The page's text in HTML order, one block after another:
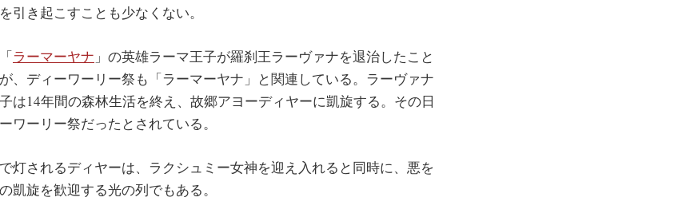
引き起こすことも少なくない。
ラーマーヤナ 」の英雄ラーマ王子が羅刹王ラーヴァナを退治したこと
、ディーワーリー祭も「ラーマーヤナ」と関連している。ラーヴァナ
は14年間の森林生活を終え、故郷アヨーディヤーに凱旋する。その日
ワーリー祭だったとされている。
灯されるディヤーは、ラクシュミー女神を迎え入れると同時に、悪を
凱旋を歓迎する光の列でもある。